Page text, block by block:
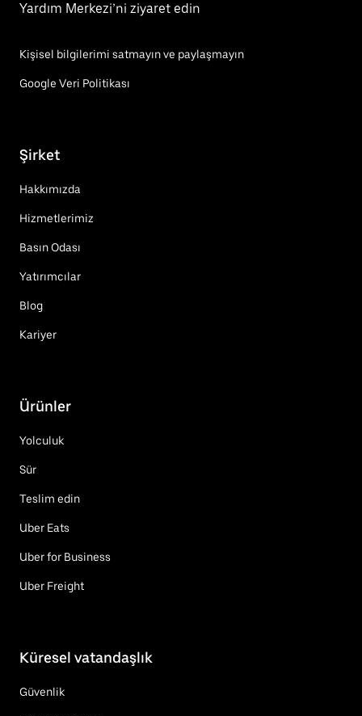
Yardım Merkezi’ni ziyaret edin
Kişisel bilgilerimi satmayın ve paylaşmayın
Google Veri Politikası
Şirket
Hakkımızda
Hizmetlerimiz
Basın Odası
Yatırımcılar
Blog
Kariyer
Ürünler
Yolculuk
Sür
Teslim edin
Uber Eats
Uber for Business
Uber Freight
Küresel vatandaşlık
Güvenlik